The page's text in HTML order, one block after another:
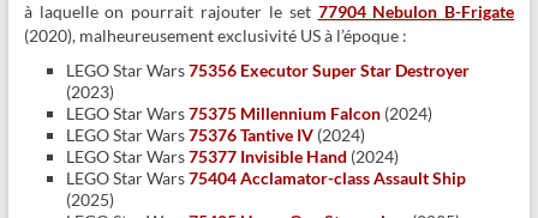
à laquelle on pourrait rajouter le set 77904 Nebulon B-Frigate
(2020), malheureusement exclusivité US à l’époque :
LEGO Star Wars75356 Executor Super Star Destroyer
(2023)
LEGO Star Wars75375 Millennium Falcon(2024)
LEGO Star Wars75376 Tantive IV(2024)
LEGO Star Wars75377 Invisible Hand (2024)
LEGO Star Wars75404 Acclamator-class Assault Ship
(2025)